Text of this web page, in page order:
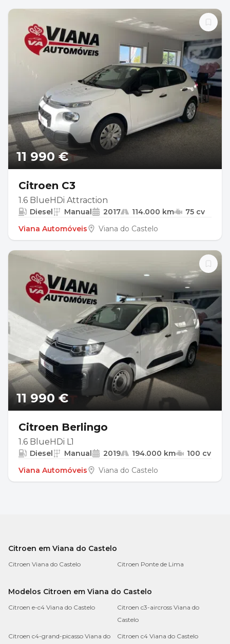
11 990 €
Citroen C3
1.6 BlueHDi Attraction
Diesel Manual 2017 114.000 km
75 cv
Viana Automóveis
Viana do Castelo
11 990 €
Citroen Berlingo
1.6 BlueHDi L1
Diesel Manual 2019 194.000 km
100 cv
Viana Automóveis
Viana do Castelo
Citroen em Viana do Castelo
Citroen Viana do Castelo Citroen Ponte de Lima
Modelos Citroen em Viana do Castelo
Citroen e-c4 Viana do Castelo
Citroen c3-aircross Viana do
Castelo
Citroen c4-grand-picasso Viana do Citroen c4 Viana do Castelo